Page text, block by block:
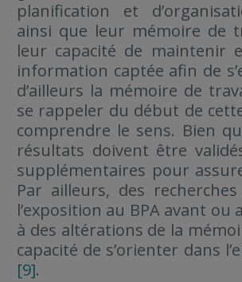
planification et
ainsi que leur mémoire de
leur capacité de maintenir
information captée afin de
d’ailleurs la mémoire de
se rappeler du début de
comprendre le sens. Bien
résultats doivent être
supplémentaires pour
Par ailleurs, des
l’exposition au BPA avant ou
à des altérations de la
capacité de s’orienter dans
[9].